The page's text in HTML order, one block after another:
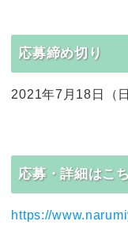
応募締め切り
2021年7月18日（
応募・詳細はこ
https://